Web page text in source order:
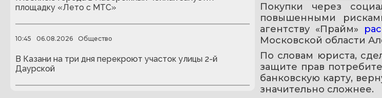
площадку «Лето с МТС»
10:45 06.08.2026 Общество
В Казани на три дня перекроют участок улицы 2-й
Даурской
Покупки через
повышенными
агентству «Прайм»
Московской области
По словам юриста,
защите прав
банковскую карту,
значительно сложнее.